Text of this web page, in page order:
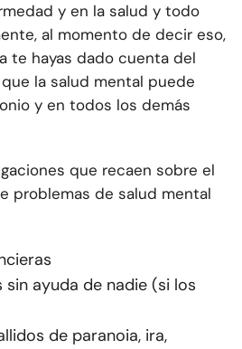
y en la salud y todo
al momento de decir eso,
te hayas dado cuenta del
la salud mental puede
y en todos los demás
que recaen sobre el
problemas de salud mental
sin ayuda de nadie (si los
de paranoia, ira,